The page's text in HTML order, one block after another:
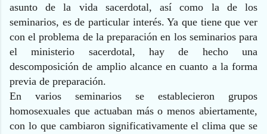
asunto de la vida sacerdotal, así como la de los
seminarios, es de particular interés. Ya que tiene que ver
con el problema de la preparación en los seminarios para
el ministerio sacerdotal, hay de hecho una
descomposición de amplio alcance en cuanto a la forma
previa de preparación.
En varios seminarios se establecieron grupos
homosexuales que actuaban más o menos abiertamente,
con lo que cambiaron significativamente el clima que se